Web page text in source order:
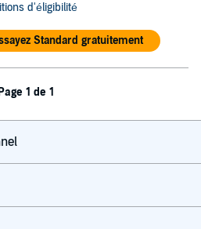
d'éligibilité
Standard gratuitement
Page 1 de 1